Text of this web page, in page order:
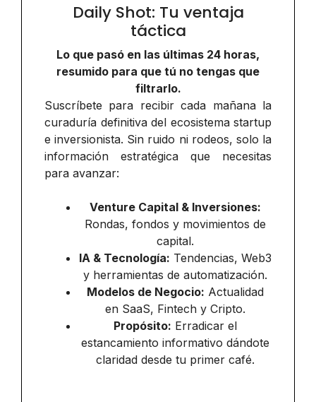
Daily Shot: Tu ventaja
táctica
Lo que pasó en las últimas 24 horas,
resumido para que tú no tengas que
filtrarlo.
Suscríbete para recibir cada mañana la
curaduría definitiva del ecosistema startup
e inversionista. Sin ruido ni rodeos, solo la
información estratégica que necesitas
para avanzar:
Venture Capital & Inversiones:
Rondas, fondos y movimientos de
capital.
IA & Tecnología: Tendencias, Web3
y herramientas de automatización.
Modelos de Negocio: Actualidad
en SaaS, Fintech y Cripto.
Propósito: Erradicar el
estancamiento informativo dándote
claridad desde tu primer café.